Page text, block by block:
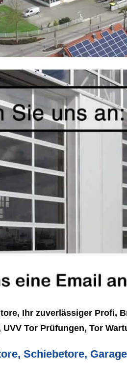
Ihr zuverlässiger Profi,
Tor Prüfungen, Tor
Schiebetore,